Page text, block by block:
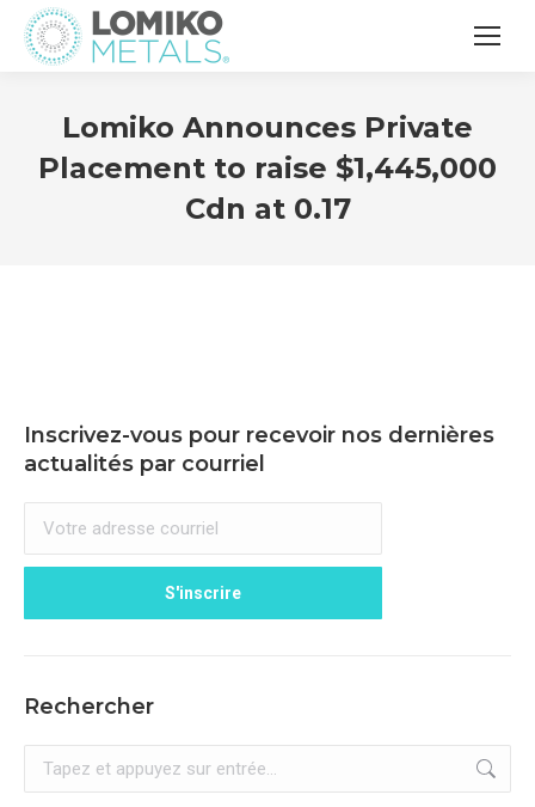
Lomiko Announces Private
Placement to raise $1,445,000
Cdn at 0.17
Inscrivez-vous pour recevoir nos dernières
actualités par courriel
Rechercher
Recherche